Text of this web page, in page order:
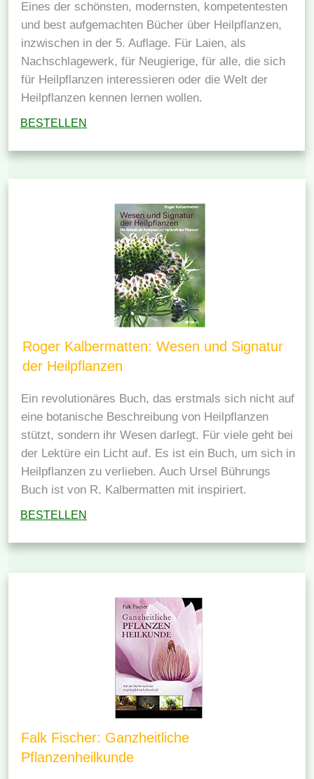
Eines der schönsten, modernsten, kompetentesten
und best aufgemachten Bücher über Heilpflanzen,
inzwischen in der 5. Auflage. Für Laien, als
Nachschlagewerk, für Neugierige, für alle, die sich
für Heilpflanzen interessieren oder die Welt der
Heilpflanzen kennen lernen wollen.
BESTELLEN
Roger Kalbermatten: Wesen und Signatur
der Heilpflanzen
Ein revolutionäres Buch, das erstmals sich nicht auf
eine botanische Beschreibung von Heilpflanzen
stützt, sondern ihr Wesen darlegt. Für viele geht bei
der Lektüre ein Licht auf. Es ist ein Buch, um sich in
Heilpflanzen zu verlieben. Auch Ursel Bührungs
Buch ist von R. Kalbermatten mit inspiriert.
BESTELLEN
Falk Fischer: Ganzheitliche
Pflanzenheilkunde